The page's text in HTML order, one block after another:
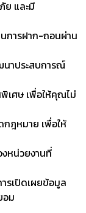
ย และมี
นการฝาก-ถอนผ่าน
นาประสบการณ์
เศษ เพื่อให้คุณไม่
กฎหมาย เพื่อให้
หน่วยงานที่
รเปิดเผยข้อมูล
อม